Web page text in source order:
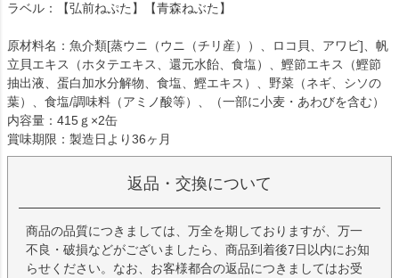
ラベル：【弘前ねぷた】【青森ねぶた】
原材料名：魚介類[蒸ウニ（ウニ（チリ産））、ロコ貝、アワビ]、帆
立貝エキス（ホタテエキス、還元水飴、食塩）、鰹節エキス（鰹節
抽出液、蛋白加水分解物、食塩、鰹エキス）、野菜（ネギ、シソの
葉）、食塩/調味料（アミノ酸等）、（一部に小麦・あわびを含む）
内容量：415ｇ×2缶
賞味期限：製造日より36ヶ月
返品・交換について
商品の品質につきましては、万全を期しておりますが、万一
不良・破損などがございましたら、商品到着後7日以内にお知
らせください。なお、お客様都合の返品につきましてはお受